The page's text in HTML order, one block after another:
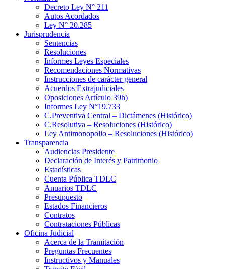
Decreto Ley N° 211
Autos Acordados
Ley N° 20.285
Jurisprudencia
Sentencias
Resoluciones
Informes Leyes Especiales
Recomendaciones Normativas
Instrucciones de carácter general
Acuerdos Extrajudiciales
Oposiciones Artículo 39h)
Informes Ley N°19.733
C.Preventiva Central – Dictámenes (Histórico)
C.Resolutiva – Resoluciones (Histórico)
Ley Antimonopolio – Resoluciones (Histórico)
Transparencia
Audiencias Presidente
Declaración de Interés y Patrimonio
Estadísticas
Cuenta Pública TDLC
Anuarios TDLC
Presupuesto
Estados Financieros
Contratos
Contrataciones Públicas
Oficina Judicial
Acerca de la Tramitación
Preguntas Frecuentes
Instructivos y Manuales